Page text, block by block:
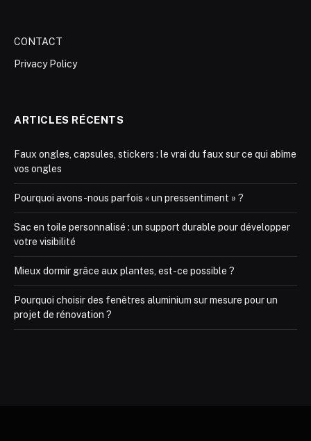
CONTACT
Privacy Policy
ARTICLES RÉCENTS
Faux ongles, capsules, stickers : le vrai du faux sur ce qui abîme
vos ongles
Pourquoi avons-nous parfois « un pressentiment » ?
Sac en toile personnalisé : un support durable pour développer
votre visibilité
Mieux dormir grâce aux plantes, est-ce possible ?
Pourquoi choisir des fenêtres aluminium sur mesure pour un
projet de rénovation ?